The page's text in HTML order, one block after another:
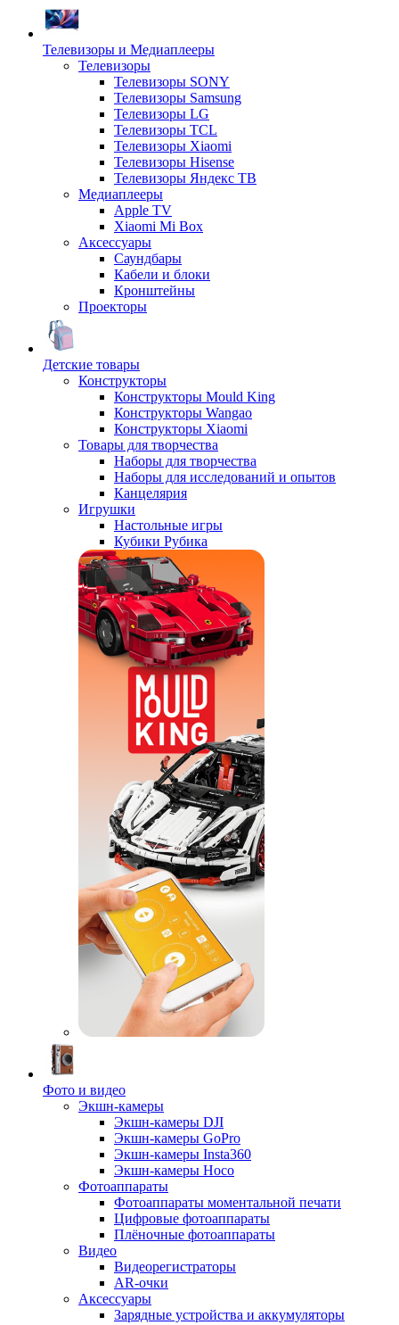
Телевизоры и Медиаплееры
Телевизоры
Телевизоры SONY
Телевизоры Samsung
Телевизоры LG
Телевизоры TCL
Телевизоры Xiaomi
Телевизоры Hisense
Телевизоры Яндекс ТВ
Медиаплееры
Apple TV
Xiaomi Mi Box
Аксессуары
Саундбары
Кабели и блоки
Кронштейны
Проекторы
Детские товары
Конструкторы
Конструкторы Mould King
Конструкторы Wangao
Конструкторы Xiaomi
Товары для творчества
Наборы для творчества
Наборы для исследований и опытов
Канцелярия
Игрушки
Настольные игры
Кубики Рубика
Фото и видео
Экшн-камеры
Экшн-камеры DJI
Экшн-камеры GoPro
Экшн-камеры Insta360
Экшн-камеры Hoco
Фотоаппараты
Фотоаппараты моментальной печати
Цифровые фотоаппараты
Плёночные фотоаппараты
Видео
Видеорегистраторы
AR-очки
Аксессуары
Зарядные устройства и аккумуляторы